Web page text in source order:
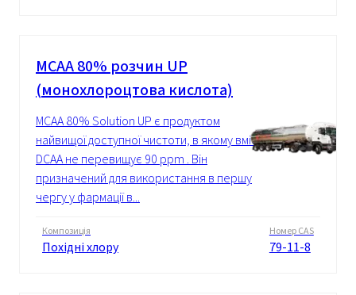
MCAA 80% розчин UP
(монохлороцтова кислота)
MCAA 80% Solution UP є продуктом
найвищої доступної чистоти, в якому вміст
DCAA не перевищує 90 ppm . Він
призначений для використання в першу
чергу у фармації в...
Композиція
Похідні хлору
Номер CAS
79-11-8